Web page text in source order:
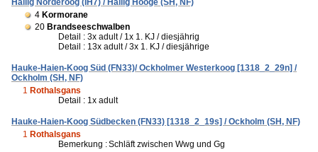
Hallig Norderoog (IH7) / Hallig Hooge (SH, NF)
4 Kormorane
20 Brandseeschwalben
Detail : 3x adult / 1x 1. KJ / diesjährig
Detail : 13x adult / 3x 1. KJ / diesjährige
Hauke-Haien-Koog Süd (FN33)/ Ockholmer Westerkoog [1318_2_29n] /
Ockholm (SH, NF)
1 Rothalsgans
Detail : 1x adult
Hauke-Haien-Koog Südbecken (FN33) [1318_2_19s] / Ockholm (SH, NF)
1 Rothalsgans
Bemerkung :Schläft zwischen Wwg und Gg